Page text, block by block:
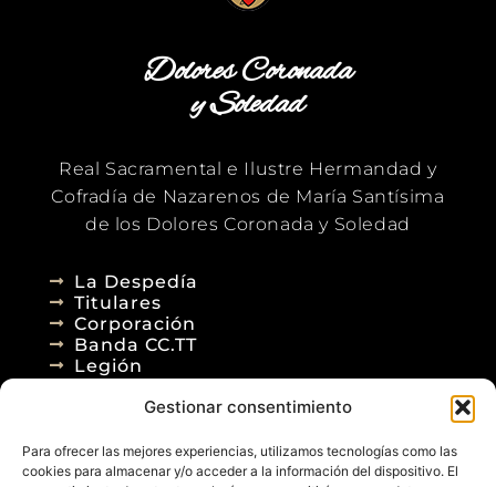
Gestionar consentimiento
Para ofrecer las mejores experiencias, utilizamos tecnologías como las
cookies para almacenar y/o acceder a la información del dispositivo. El
Dolores Coronada
y Soledad
Real Sacramental e Ilustre Hermandad y
Cofradía de Nazarenos de María Santísima
de los Dolores Coronada y Soledad
La Despedía
Titulares
Corporación
Banda CC.TT
Legión
Agenda
Contacto